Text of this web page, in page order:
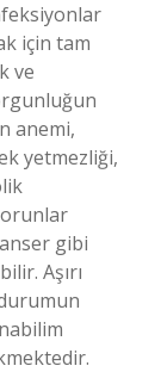
için tam
ve
anemi,
yetmezliği,
gibi
Aşırı